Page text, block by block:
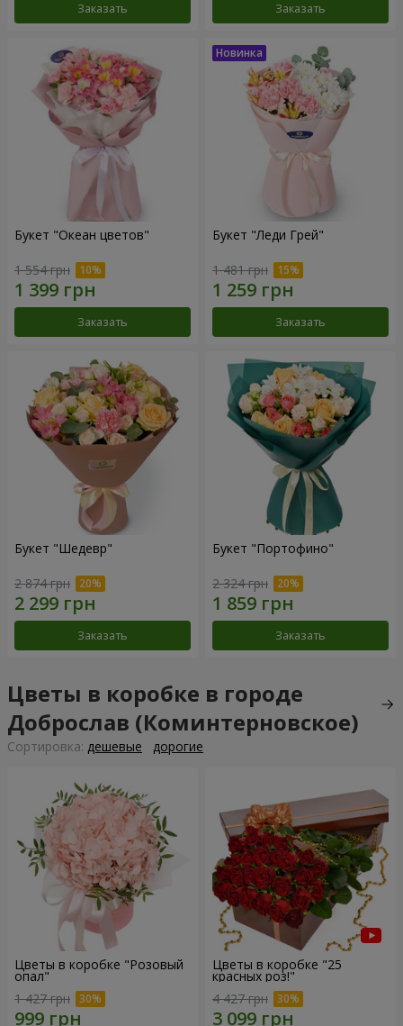
Заказать Заказать
Букет "Океан цветов"
1 554 грн
Заказать
Букет "Леди Грей"
1 481 грн
Заказать
Букет "Шедевр"
2 874 грн
Заказать
Букет "Портофино"
2 324 грн
Заказать
Цветы в коробке в городе
Доброслав (Коминтерновское)
Cортировка: дешевые дорогие
Цветы в коробке "Розовый
опал"
1 427 грн
Цветы в коробке "25
красных роз!"
4 427 грн